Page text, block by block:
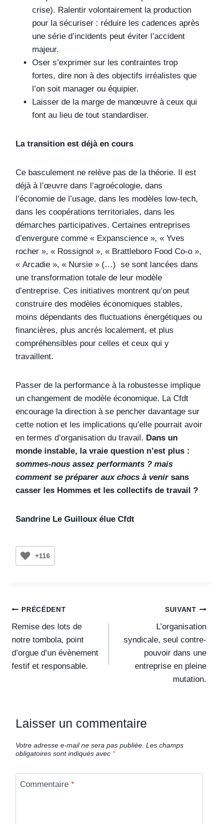
crise). Ralentir volontairement la production
pour la sécuriser : réduire les cadences après
une série d’incidents peut éviter l’accident
majeur.
Oser s’exprimer sur les contraintes trop
fortes, dire non à des objectifs irréalistes que
l’on soit manager ou équipier.
Laisser de la marge de manœuvre à ceux qui
font au lieu de tout standardiser.
La transition est déjà en cours
Ce basculement ne relève pas de la théorie. Il est
déjà à l’œuvre dans l’agroécologie, dans
l’économie de l’usage, dans les modèles low‑tech,
dans les coopérations territoriales, dans les
démarches participatives. Certaines entreprises
d’envergure comme « Expanscience », « Yves
rocher », « Rossignol », « Brattleboro Food Co-o »,
« Arcadie », « Nursie » (…) se sont lancées dans
une transformation totale de leur modèle
d’entreprise. Ces initiatives montrent qu’on peut
construire des modèles économiques stables,
moins dépendants des fluctuations énergétiques ou
financières, plus ancrés localement, et plus
compréhensibles pour celles et ceux qui y
travaillent.
Passer de la performance à la robustesse implique
un changement de modèle économique. La Cfdt
encourage la direction à se pencher davantage sur
cette notion et les implications qu’elle pourrait avoir
en termes d’organisation du travail. Dans un
monde instable, la vraie question n’est plus :
sommes‑nous assez performants ? mais
comment se préparer aux chocs à venir sans
casser les Hommes et les collectifs de travail ?
Sandrine Le Guilloux élue Cfdt
+116
PRÉCÉDENT
Remise des lots de
notre tombola, point
d’orgue d’un évènement
festif et responsable.
SUIVANT
L’organisation
syndicale, seul contre-
pouvoir dans une
entreprise en pleine
mutation.
Laisser un commentaire
Votre adresse e-mail ne sera pas publiée. Les champs
obligatoires sont indiqués avec *
Commentaire *